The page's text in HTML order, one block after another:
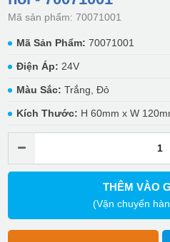
Mã sản phẩm: 70071001
Mã Sản Phẩm: 70071001
Điện Áp: 24V
Màu Sắc: Trắng, Đỏ
Kích Thước: H 60mm x W
THÊM VÀO
(Vận chuyển